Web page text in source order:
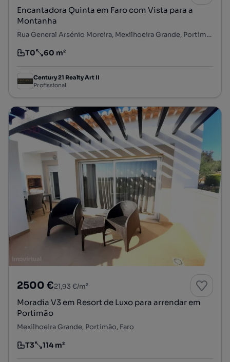
Encantadora Quinta em Faro com Vista para a
Montanha
Rua General Arsénio Moreira, Mexilhoeira Grande, Portimão, Faro
Tipologia
T0
Preço por metro quadrado
60 m²
Century 21 Realty Art II
Profissional
2500 €21,93 €/m²
Moradia V3 em Resort de Luxo para arrendar em
Portimão
Mexilhoeira Grande, Portimão, Faro
Tipologia
T3
Preço por metro quadrado
114 m²